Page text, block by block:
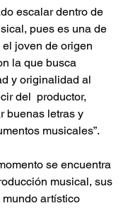
escalar dentro de
pues es una de
joven de origen
la que busca
y originalidad al
del  productor,
buenas letras y
musicales”.
se encuentra
musical, sus
artístico